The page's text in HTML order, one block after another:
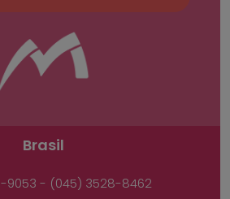
Brasil
9053 - (045) 3528-8462